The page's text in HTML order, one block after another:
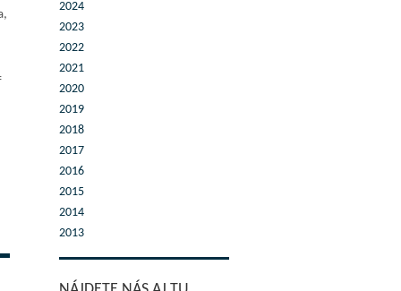
2024
2023
2022
2021
2020
2019
2018
2017
2016
2015
2014
2013